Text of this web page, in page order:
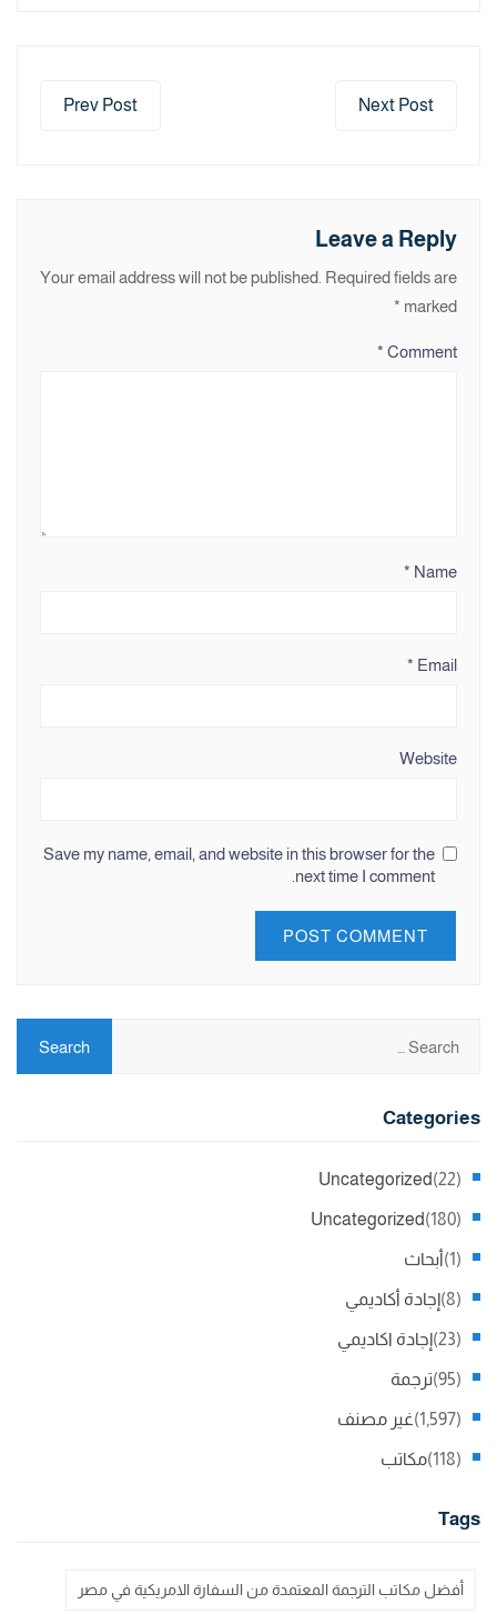
Prev Post Next Post
Leave a Reply
Your email address will not be published. Required fields are
marked
*
Comment
*
Name
*
Email
*
Website
Save my name, email, and website in this browser for the
next time I comment.
Categories
Uncategorized (22)
Uncategorized (180)
أبحاث (1)
إجادة أكاديمي (8)
إجادة اكاديمي (23)
ترجمة (95)
غير مصنف (1,597)
مكاتب (118)
Tags
أفضل مكاتب الترجمة المعتمدة من السفارة الامريكية في مصر